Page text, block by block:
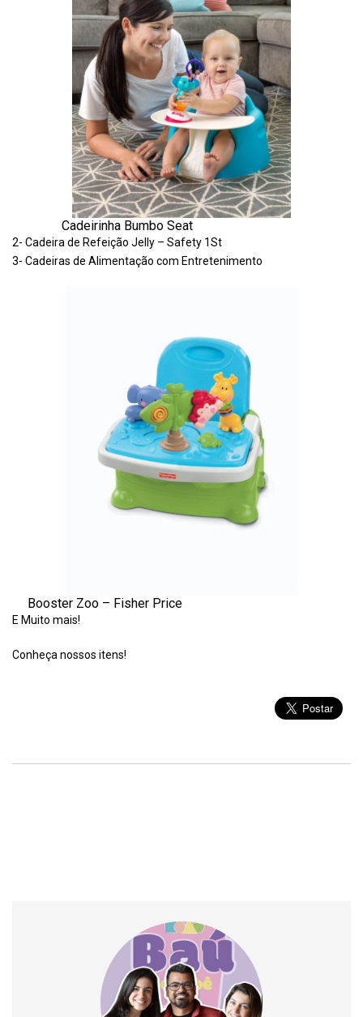
Cadeirinha Bumbo Seat
2- Cadeira de Refeição Jelly – Safety 1St
3- Cadeiras de Alimentação com Entretenimento
Booster Zoo – Fisher Price
E Muito mais!
Conheça nossos itens!